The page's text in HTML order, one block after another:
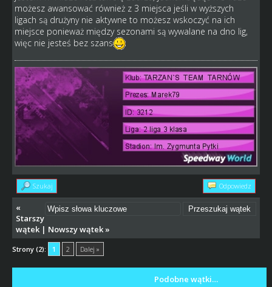
możesz awansować również z 3 miejsca jeśli w wyższych
ligach są drużyny nie aktywne to możesz wskoczyć na ich
miejsce ponieważ między sezonami są wywalane na dno lig,
więc nie jesteś bez szans
Szukaj Odpowiedz
«
Starszy
wątek| Nowszy wątek»
Strony (2): 1 2 Dalej »
Podobne wątki…